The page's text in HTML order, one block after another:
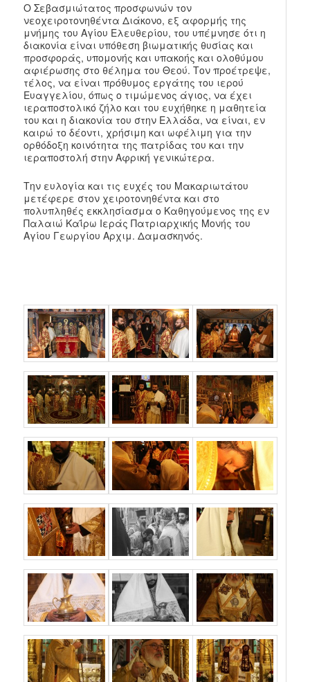
Ο Σεβασμιώτατος προσφωνών τον
νεοχειροτονηθέντα Διάκονο, εξ αφορμής της
μνήμης του Αγίου Ελευθερίου, του υπέμνησε ότι η
διακονία είναι υπόθεση βιωματικής θυσίας και
προσφοράς, υπομονής και υπακοής και ολοθύμου
αφιέρωσης στο θέλημα του Θεού. Τον προέτρεψε,
τέλος, να είναι πρόθυμος εργάτης του ιερού
Ευαγγελίου, όπως ο τιμώμενος άγιος, να έχει
ιεραποστολικό ζήλο και του ευχήθηκε η μαθητεία
του και η διακονία του στην Ελλάδα, να είναι, εν
καιρώ το δέοντι, χρήσιμη και ωφέλιμη για την
ορθόδοξη κοινότητα της πατρίδας του και την
ιεραποστολή στην Αφρική γενικώτερα.
Την ευλογία και τις ευχές του Μακαριωτάτου
μετέφερε στον χειροτονηθέντα και στο
πολυπληθές εκκλησίασμα ο Καθηγούμενος της εν
Παλαιώ Καΐρω Ιεράς Πατριαρχικής Μονής του
Αγίου Γεωργίου Αρχιμ. Δαμασκηνός.